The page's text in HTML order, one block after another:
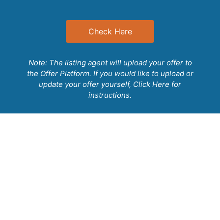
Duis malesuada eros a libero aliquet sagittis.
Vestibulum vel fermentum elit.
Check Here
Note: The listing agent will upload your offer to
the Offer Platform. If you would like to upload or
update your offer yourself, Click Here for
instructions.